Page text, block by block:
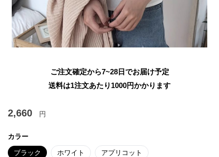
ご注文確定から7~28日でお届け予定
送料は1注文あたり 1000円かかります
2,660 円
カラー
ブラック ホワイト アプリコット